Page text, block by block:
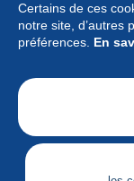
Certains de ces
notre site, d’autres
préférences. En
Actualités
Fonctionnalités
Société
Services
Articles